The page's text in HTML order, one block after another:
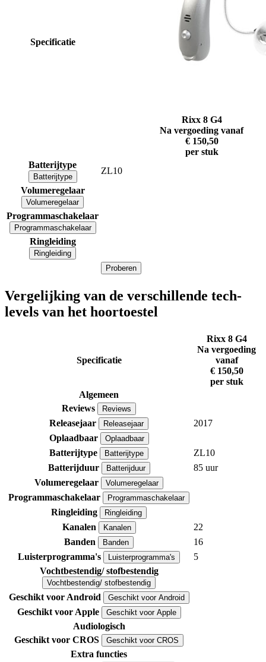
Specificatie
Rixx 8 G4
Na vergoeding vanaf
€ 150,50
per stuk
Batterijtype
Batterijtype
ZL10
Volumeregelaar
Volumeregelaar
Programmaschakelaar
Programmaschakelaar
Ringleiding
Ringleiding
Proberen
Vergelijking van de verschillende tech-
levels van het hoortoestel
Specificatie
Rixx 8 G4
Na vergoeding
vanaf
€ 150,50
per stuk
Algemeen
Reviews
Reviews
Releasejaar Releasejaar
2017
Oplaadbaar
Oplaadbaar
Batterijtype Batterijtype
ZL10
Batterijduur
Batterijduur
85 uur
Volumeregelaar
Volumeregelaar
Programmaschakelaar Programmaschakelaar
Ringleiding Ringleiding
Kanalen Kanalen
22
Banden
Banden
16
Luisterprogramma's
Luisterprogramma's
5
Vochtbestendig/ stofbestendig
Vochtbestendig/ stofbestendig
Geschikt voor Android Geschikt voor Android
Geschikt voor Apple Geschikt voor Apple
Audiologisch
Geschikt voor CROS
Geschikt voor CROS
Extra functies